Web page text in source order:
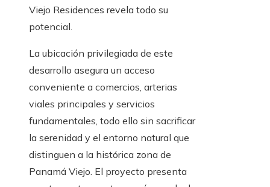
Viejo Residences revela todo su
potencial.
La ubicación privilegiada de este
desarrollo asegura un acceso
conveniente a comercios, arterias
viales principales y servicios
fundamentales, todo ello sin sacrificar
la serenidad y el entorno natural que
distinguen a la histórica zona de
Panamá Viejo. El proyecto presenta